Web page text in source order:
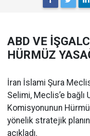
ABD VE
HÜRMÜZ
İran İslami Şura
Selimi, Meclis’e bağlı
Komisyonunun
yönelik stratejik planın
açıkladı.